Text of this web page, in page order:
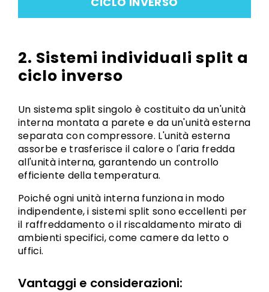
2. Sistemi individuali split a
ciclo inverso
Un sistema split singolo è costituito da un'unità
interna montata a parete e da un'unità esterna
separata con compressore. L'unità esterna
assorbe e trasferisce il calore o l'aria fredda
all'unità interna, garantendo un controllo
efficiente della temperatura.
Poiché ogni unità interna funziona in modo
indipendente, i sistemi split sono eccellenti per
il raffreddamento o il riscaldamento mirato di
ambienti specifici, come camere da letto o
uffici.
Vantaggi e considerazioni: